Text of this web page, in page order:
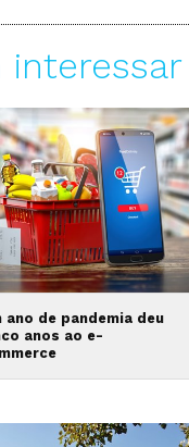
ano de pandemia deu
anos ao e-